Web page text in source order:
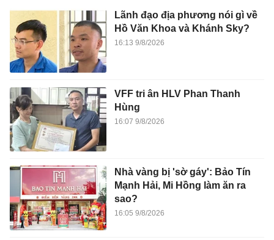
Lãnh đạo địa phương nói gì về
Hồ Văn Khoa và Khánh Sky?
16:13 9/8/2026
VFF tri ân HLV Phan Thanh
Hùng
16:07 9/8/2026
Nhà vàng bị 'sờ gáy': Bảo Tín
Mạnh Hải, Mi Hồng làm ăn ra
sao?
16:05 9/8/2026